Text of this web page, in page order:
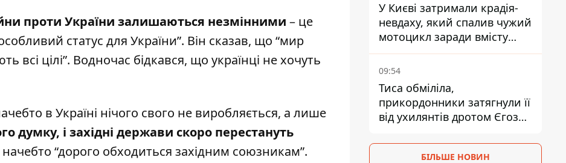
проти України залишаються незмінними – це
статус для України”. Він сказав, що “мир
цілі”. Водночас бідкався, що українці не хочуть
в Україні нічого свого не виробляється, а лише
думку, і західні держави скоро перестануть
“дорого обходиться західним союзникам”.
У Києві затримали крадія-
невдаху, який спалив чужий
мотоцикл заради вмісту
багажника
09:54
Тиса обміліла,
прикордонники затягнули її
від ухилянтів дротом Єгоза,
правозахисники бʼють на
БІЛЬШЕ НОВИН